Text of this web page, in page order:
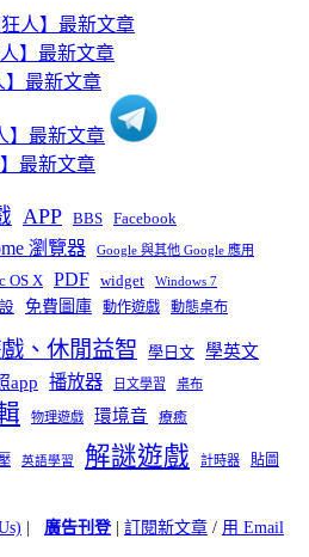
APP BBS Facebook
瀏覽器 Google 與其他 Google 應用
OS X PDF widget Windows 7
免費圖庫 動作遊戲 動態桌布
、休閒益智 學日文 學英文
app 播放器 日文學習 桌布
物理遊戲 環境音 療癒
英語學習 解謎遊戲 計時器
貼圖
| 廣告刊登| 訂閱新文章 / 用 Email